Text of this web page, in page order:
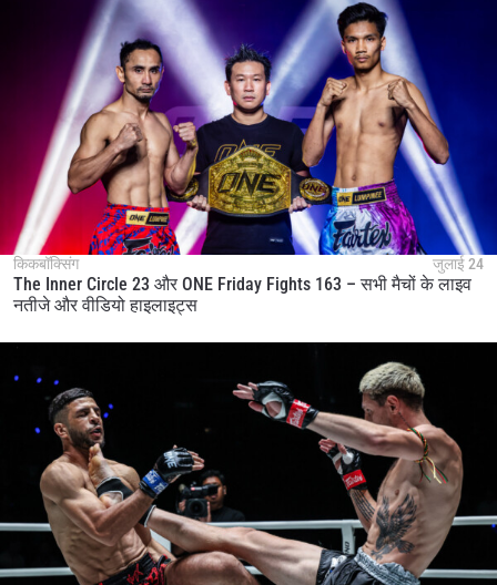
किकबॉक्सिंग जुलाई 24
The Inner Circle 23 और ONE Friday Fights 163 – सभी मैचों के लाइव
नतीजे और वीडियो हाइलाइट्स